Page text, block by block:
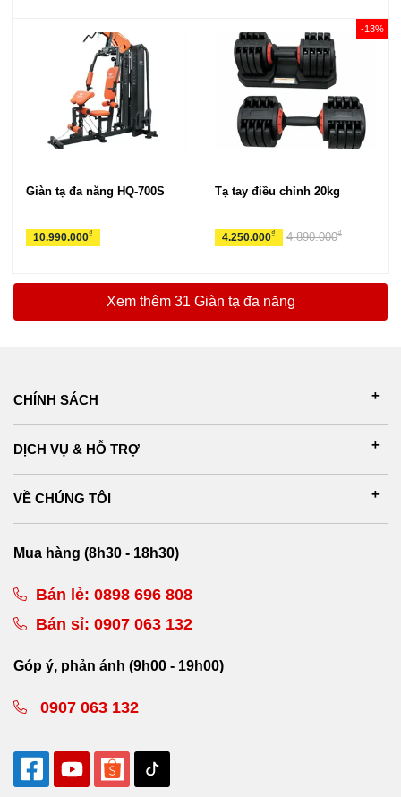
Giàn tạ đa năng HQ-700S
10.990.000₫
Tạ tay điều chỉnh 20kg
4.250.000₫
-13%
4.890.000₫
Xem thêm 31 Giàn tạ đa năng
CHÍNH SÁCH
DỊCH VỤ & HỖ TRỢ
VỀ CHÚNG TÔI
Mua hàng (8h30 - 18h30)
Bán lẻ: 0898 696 808
Bán sỉ: 0907 063 132
Góp ý, phản ánh (9h00 - 19h00)
0907 063 132